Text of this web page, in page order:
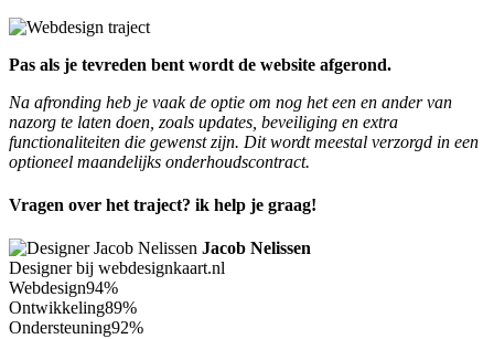
Pas als je tevreden bent wordt de website afgerond.
Na afronding heb je vaak de optie om nog het een en ander van
nazorg te laten doen, zoals updates, beveiliging en extra
functionaliteiten die gewenst zijn. Dit wordt meestal verzorgd in een
optioneel maandelijks onderhoudscontract.
Vragen over het traject? ik help je graag!
Jacob Nelissen
Designer bij webdesignkaart.nl
Webdesign94%
Ontwikkeling89%
Ondersteuning92%